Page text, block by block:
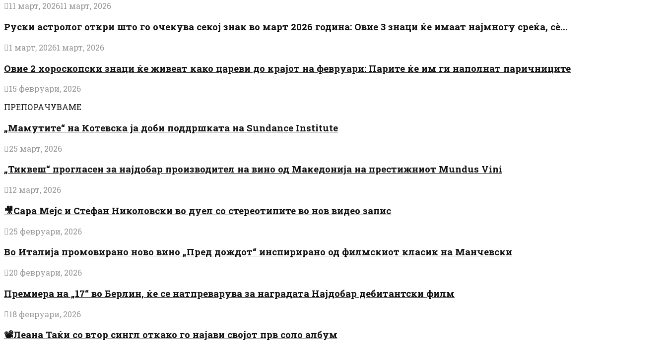
11 март, 202611 март, 2026
Руски астролог откри што го очекува секој знак во март 2026 година: Овие 3 знаци ќе имаат најмногу среќа, сè...
1 март, 20261 март, 2026
Овие 2 хороскопски знаци ќе живеат како цареви до крајот на февруари: Парите ќе им ги наполнат паричниците
15 февруари, 2026
ПРЕПОРАЧУВАМЕ
„Мамутите“ на Котевска ја доби поддршката на Sundance Institute
25 март, 2026
„Тиквеш“ прогласен за најдобар производител на вино од Македонија на престижниот Mundus Vini
12 март, 2026
🎥Сара Мејс и Стефан Николовски во дуел со стереотипите во нов видео запис
25 февруари, 2026
Во Италија промовирано ново вино „Пред дождот“ инспирирано од филмскиот класик на Манчевски
20 февруари, 2026
Премиера на „17“ во Берлин, ќе се натпреварува за наградата Најдобар дебитантски филм
18 февруари, 2026
📽️Леана Таќи со втор сингл откако го најави својот прв соло албум